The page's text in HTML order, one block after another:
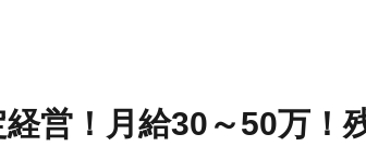
営！月給30～50万！